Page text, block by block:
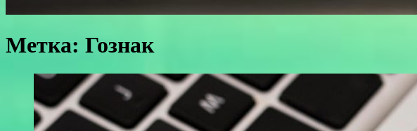
Метка: Гознак